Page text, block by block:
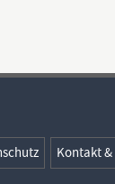
Kontakt